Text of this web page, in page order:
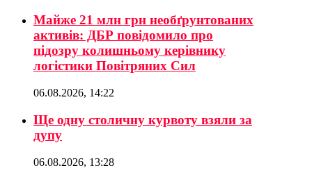
Майже 21 млн грн необґрунтованих
активів: ДБР повідомило про
підозру колишньому керівнику
логістики Повітряних Сил
06.08.2026, 14:22
Ще одну столичну курвоту взяли за
дупу
06.08.2026, 13:28